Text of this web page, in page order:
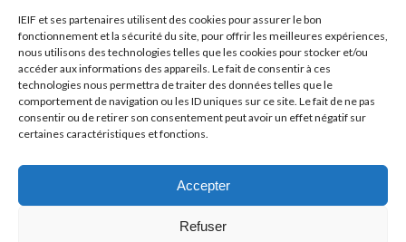
IEIF et ses partenaires utilisent des cookies pour assurer le bon
fonctionnement et la sécurité du site, pour offrir les meilleures expériences,
nous utilisons des technologies telles que les cookies pour stocker et/ou
accéder aux informations des appareils. Le fait de consentir à ces
technologies nous permettra de traiter des données telles que le
comportement de navigation ou les ID uniques sur ce site. Le fait de ne pas
consentir ou de retirer son consentement peut avoir un effet négatif sur
certaines caractéristiques et fonctions.
Accepter
Refuser
Prénom*
E-mail*